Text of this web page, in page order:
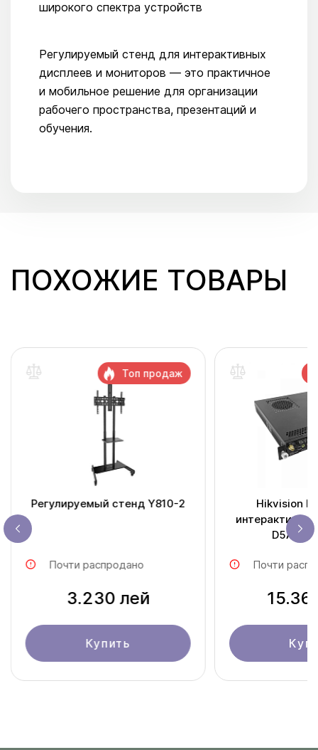
широкого спектра устройств
Регулируемый стенд для интерактивных
дисплеев и мониторов — это практичное
и мобильное решение для организации
рабочего пространства, презентаций и
обучения.
ПОХОЖИЕ ТОВАРЫ
Регулируемый стенд Y810-2
Почти распродано
3.230 лей
Купить
Топ продаж
Hikvision Mini PC для
интерактивных
Почти